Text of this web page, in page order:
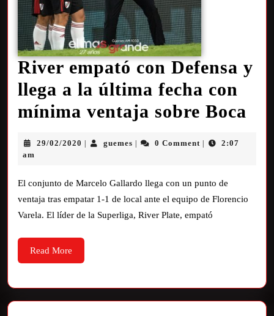
River empató con Defensa y
llega a la última fecha con
mínima ventaja sobre Boca
29/02/2020 guemes 0 Comment
2:07
am
El conjunto de Marcelo Gallardo llega con un punto de
ventaja tras empatar 1-1 de local ante el equipo de Florencio
Varela. El líder de la Superliga, River Plate, empató
Read More